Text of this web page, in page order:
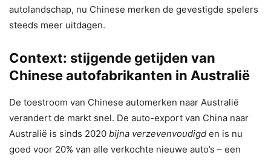
autolandschap, nu Chinese merken de gevestigde spelers
steeds meer uitdagen.
Context: stijgende getijden van
Chinese autofabrikanten in Australië
De toestroom van Chinese automerken naar Australië
verandert de markt snel. De auto-export van China naar
Australië is sinds 2020 bijna verzevenvoudigd en is nu
goed voor 20% van alle verkochte nieuwe auto’s – een